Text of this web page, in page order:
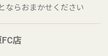
ならおまかせください
店